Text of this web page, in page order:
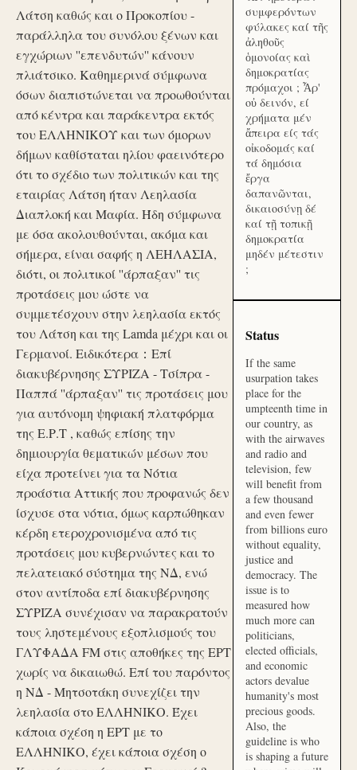
Λάτση καθώς και ο Προκοπίου -
παράλληλα του συνόλου ξένων και
εγχώριων ''επενδυτών'' κάνουν
πλιάτσικο. Καθημερινά σύμφωνα
όσων διαπιστώνεται να προωθούνται
από κέντρα και παράκεντρα εκτός
του ΕΛΛΗΝΙΚΟΥ και των όμορων
δήμων καθίσταται ηλίου φαεινότερο
ότι το σχέδιο των πολιτικών και της
εταιρίας Λάτση ήταν Λεηλασία
Διαπλοκή και Μαφία. Ήδη σύμφωνα
με όσα ακολουθούνται, ακόμα και
σήμερα, είναι σαφής η ΛΕΗΛΑΣΙΑ,
διότι, οι πολιτικοί ''άρπαξαν'' τις
προτάσεις μου ώστε να
συμμετέσχουν στην λεηλασία εκτός
του Λάτση και της Lamda μέχρι και οι
Γερμανοί. Ειδικότερα：Επί
διακυβέρνησης ΣΥΡΙΖΑ - Τσίπρα -
Παππά ''άρπαξαν'' τις προτάσεις μου
για αυτόνομη ψηφιακή πλατφόρμα
της Ε.Ρ.Τ , καθώς επίσης την
δημιουργία θεματικών μέσων που
είχα προτείνει για τα Νότια
προάστια Αττικής που προφανώς δεν
ίσχυσε στα νότια, όμως καρπώθηκαν
κέρδη ετεροχρονισμένα από τις
προτάσεις μου κυβερνώντες και το
πελατειακό σύστημα της ΝΔ, ενώ
στον αντίποδα επί διακυβέρνησης
ΣΥΡΙΖΑ συνέχισαν να παρακρατούν
τους ληστεμένους εξοπλισμούς του
ΓΛΥΦΑΔΑ FM στις αποθήκες της ΕΡΤ
χωρίς να δικαιωθώ. Επί του παρόντος
η ΝΔ - Μητσοτάκη συνεχίζει την
λεηλασία στο ΕΛΛΗΝΙΚΟ. Έχει
κάποια σχέση η ΕΡΤ με το
ΕΛΛΗΝΙΚΟ, έχει κάποια σχέση ο
συμφερόντων
φύλακες καί τῆς
ἀληθοῦς
ὁμονοίας καὶ
δημοκρατίας
πρόμαχοι ; Ἆρ'
οὐ δεινόν, εί
χρήματα μέν
ἄπειρα είς τάς
οἰκοδομάς καί
τά δημόσια
ἔργα
δαπανῶνται,
δικαιοσύνῃ δέ
καί τῇ τοπικῇ
δημοκρατία
μηδέν μέτεστιν
;
Status
If the same
usurpation takes
place for the
umpteenth time in
our country, as
with the airwaves
and radio and
television, few
will benefit from
a few thousand
and even fewer
from billions euro
without equality,
justice and
democracy. The
issue is to
measured how
much more can
politicians,
elected officials,
and economic
actors devalue
humanity's most
precious goods.
Also, the
guideline is who
is shaping a future